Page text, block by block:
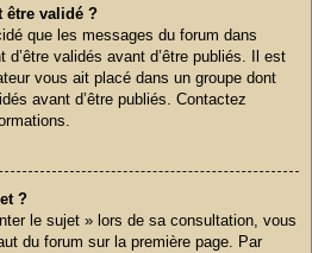
être validé ?
que les messages du forum dans
d’être validés avant d’être publiés. Il est
vous ait placé dans un groupe dont
avant d’être publiés. Contactez
?
le sujet » lors de sa consultation, vous
du forum sur la première page. Par